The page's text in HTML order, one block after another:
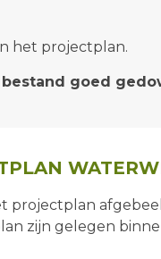
het projectplan.
goed
projectplan
zijn gelegen